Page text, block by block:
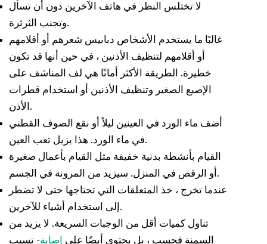
لا تختلس النظر في هاتف الآخرين دون أن تسأل
وتجنب الثرثرة.
غالبًا ما يستخدم الأشخاص دبابيس شعرهم أو أقلامهم
أو أقلامهم لتنظيف الأذنين ، في حين أنها قد تكون
خطيرة. الطريقة الأكثر أمانًا هي لف المناشف على
الإصبع الصغير وتنظيف الأذنين أو استخدام قطرات
الأذن.
أضف ماء الورد في العينين ليلاً أو نقع الصوف القطني
في ماء الورد. هذا يزيل تعب العين.
القيام بأنشطة بدنية خفيفة مثل القيام بأعمال صغيرة
أو الرقص في المنزل. سيزيد من المرونة في الجسم.
عندما تخرج ، خذ المتعلقات التي تحتاجها حتى لا تضطر
إلى استخدام أشياء للآخرين.
تناول كميات أقل من الوجبات السريعة. لا يزيد من
السمنة فحسب ، بل يحتوي أيضًا على إصابة- تسبب